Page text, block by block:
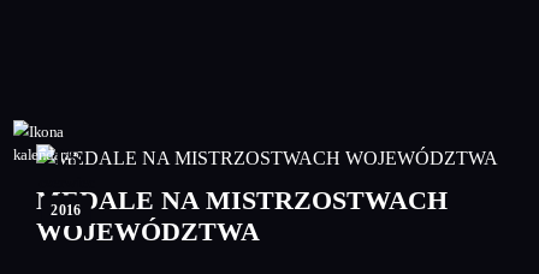
15
2016
MEDALE NA MISTRZOSTWACH
WOJEWÓDZTWA